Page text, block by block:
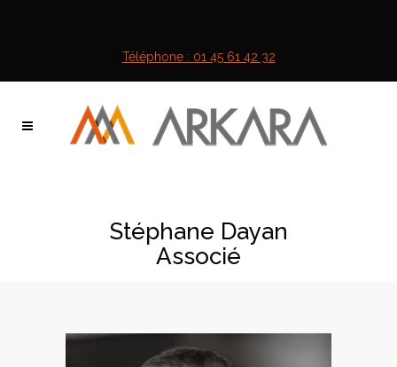
Téléphone : 01 45 61 42 32
Stéphane Dayan
Associé